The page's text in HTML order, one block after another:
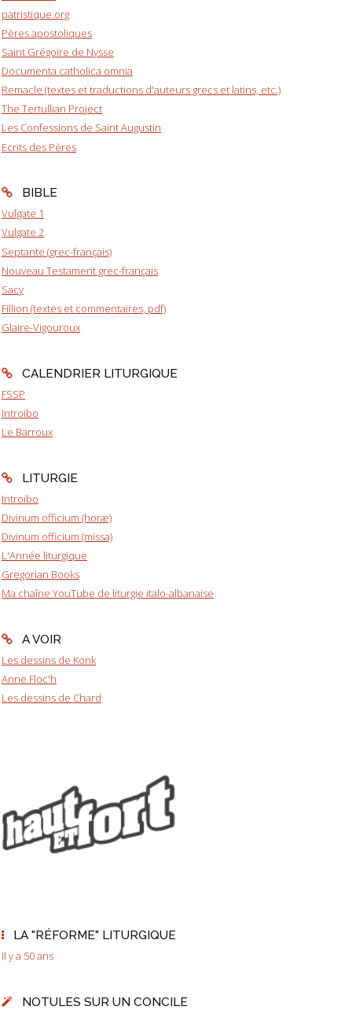
patristique.org
Pères apostoliques
Saint Grégoire de Nysse
Documenta catholica omnia
Remacle (textes et traductions d'auteurs grecs et latins, etc.)
The Tertullian Project
Les Confessions de Saint Augustin
Ecrits des Pères
BIBLE
Vulgate 1
Vulgate 2
Septante (grec-français)
Nouveau Testament grec-français
Sacy
Fillion (textes et commentaires, pdf)
Glaire-Vigouroux
CALENDRIER LITURGIQUE
FSSP
Introibo
Le Barroux
LITURGIE
Introibo
Divinum officium (horæ)
Divinum officium (missa)
L'Année liturgique
Gregorian Books
Ma chaîne YouTube de liturgie italo-albanaise
A VOIR
Les dessins de Konk
Anne Floc'h
Les dessins de Chard
LA "RÉFORME" LITURGIQUE
Il y a 50 ans
NOTULES SUR UN CONCILE